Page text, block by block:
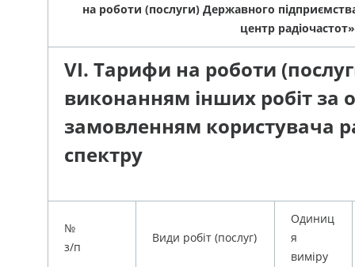
на роботи (послуги) Державного
центр радіочастот»
VI. Тарифи на роботи
виконанням інших робіт за
замовленням користувача
спектру
№
з/п
Види робіт (послуг)
Одиниц
я
виміру